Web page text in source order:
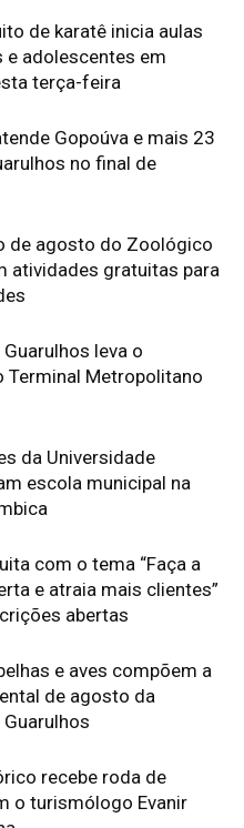
de karatê inicia aulas
e adolescentes em
terça-feira
Gopoúva e mais 23
no final de
de agosto do Zoológico
atividades gratuitas para
leva o
Terminal Metropolitano
da Universidade
escola municipal na
com o tema “Faça a
e atraia mais clientes”
abertas
e aves compõem a
de agosto da
recebe roda de
o turismólogo Evanir